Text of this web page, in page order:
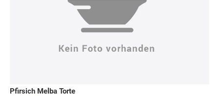
Pfirsich Melba Torte